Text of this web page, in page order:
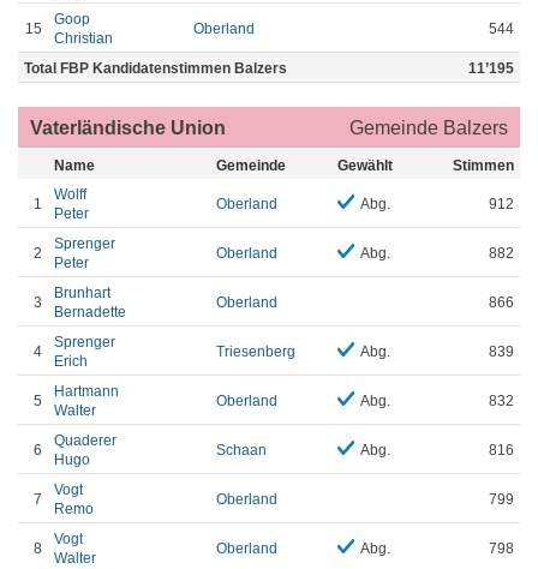
15
Goop
Christian
Oberland 544
Total FBP Kandidatenstimmen Balzers 11’195
Vaterländische Union Gemeinde Balzers
Name Gemeinde Gewählt Stimmen
1
Wolff
Peter
Oberland Abg. 912
2
Sprenger
Peter
Oberland Abg. 882
3
Brunhart
Bernadette
Oberland 866
4
Sprenger
Erich
Triesenberg Abg. 839
5
Hartmann
Walter
Oberland Abg. 832
6
Quaderer
Hugo
Schaan Abg. 816
7
Vogt
Remo
Oberland 799
8
Vogt
Walter
Oberland Abg. 798